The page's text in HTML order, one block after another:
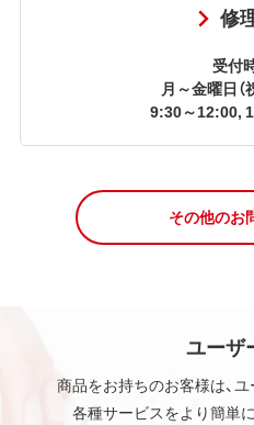
修
受付
月～金曜日（
9:30～12:00,
その他のお
ユーザ
商品をお持ちのお客様は、
各種サービスをより簡単